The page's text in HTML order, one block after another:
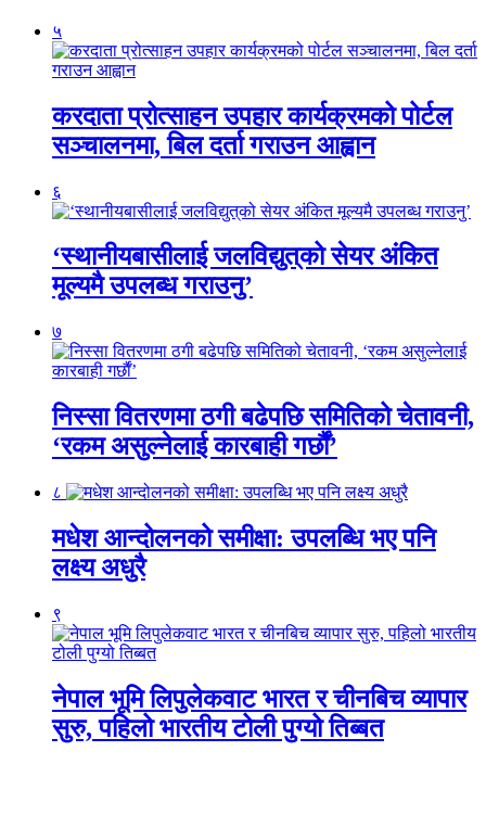
५
करदाता प्रोत्साहन उपहार कार्यक्रमको पोर्टल
सञ्चालनमा, बिल दर्ता गराउन आह्वान
६
‘स्थानीयबासीलाई जलविद्युत्‌को सेयर अंकित
मूल्यमै उपलब्ध गराउनु’
७
निस्सा वितरणमा ठगी बढेपछि समितिको चेतावनी,
‘रकम असुल्नेलाई कारबाही गर्छाैं’
८
मधेश आन्दोलनको समीक्षा: उपलब्धि भए पनि
लक्ष्य अधुरै
९
नेपाल भूमि लिपुलेकवाट भारत र चीनबिच व्यापार
सुरु, पहिलो भारतीय टोली पुग्यो तिब्बत